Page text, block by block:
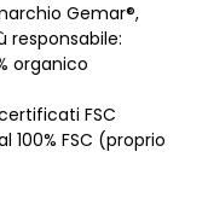
Gemar®,
responsabile:
organico
FSC
FSC (proprio